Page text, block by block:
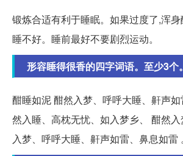
锻炼合适有利于睡眠。如果过度了,浑
睡不好。睡前最好不要剧烈运动。
形容睡得很香的四字词语。至少3个
酣睡如泥 酣然入梦、呼呼大睡、鼾声
然入睡、高枕无忧、如入梦乡、 酣然
入梦、呼呼大睡、鼾声如雷、鼻息如雷 。